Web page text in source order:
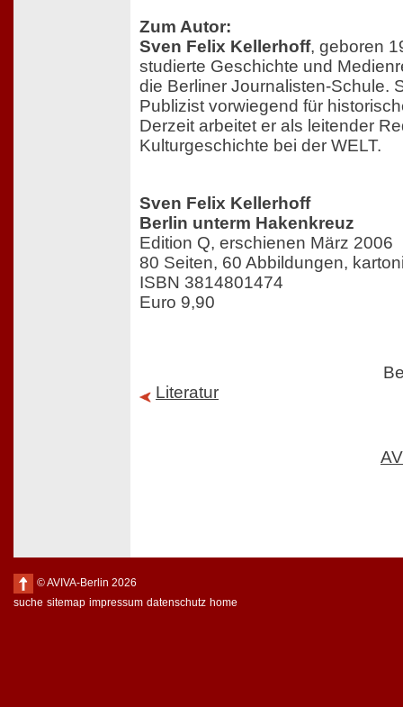
Zum Autor:
Sven Felix Kellerhoff, geboren
studierte Geschichte und
die Berliner Journalisten-Schule.
Publizist vorwiegend für
Derzeit arbeitet er als leitender
Kulturgeschichte bei der WELT.
Sven Felix Kellerhoff
Berlin unterm Hakenkreuz
Edition Q, erschienen März 2006
80 Seiten, 60 Abbildungen,
ISBN 3814801474
Euro 9,90
Literatur
© AVIVA-Berlin 2026
suche sitemap impressum datenschutz home